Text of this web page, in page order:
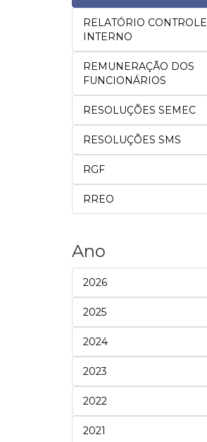
RELATÓRIO CONTROLE
INTERNO
REMUNERAÇÃO DOS
FUNCIONÁRIOS
RESOLUÇÕES SEMEC
RESOLUÇÕES SMS
RGF
RREO
Ano
2026
2025
2024
2023
2022
2021